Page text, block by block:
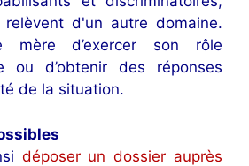
relèvent d'un autre domaine.
mère d’exercer son rôle
ou d’obtenir des réponses
de la situation.
déposer un dossier auprès